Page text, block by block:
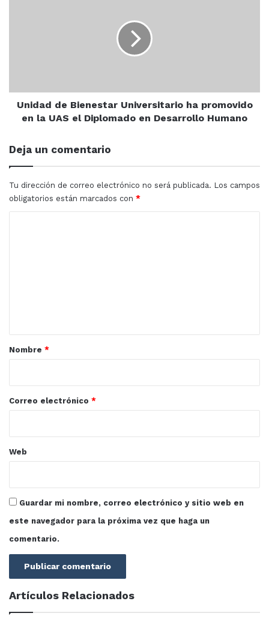
UAS
Diplomado
Humano
Unidad de Bienestar Universitario ha promovido
en la UAS el Diplomado en Desarrollo Humano
Deja un comentario
Tu dirección de correo electrónico no será publicada. Los campos
obligatorios están marcados con *
r
*
Nombre *
Correo electrónico *
Web
Guardar mi nombre, correo electrónico y sitio web en
este navegador para la próxima vez que haga un
comentario.
Artículos Relacionados